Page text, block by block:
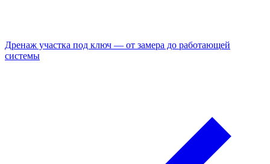
Дренаж участка под ключ — от замера до работающей
системы